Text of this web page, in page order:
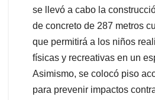
se llevó a cabo la
de concreto de 287 metros
que permitirá a los niños
físicas y recreativas en un
Asimismo, se colocó piso
para prevenir impactos